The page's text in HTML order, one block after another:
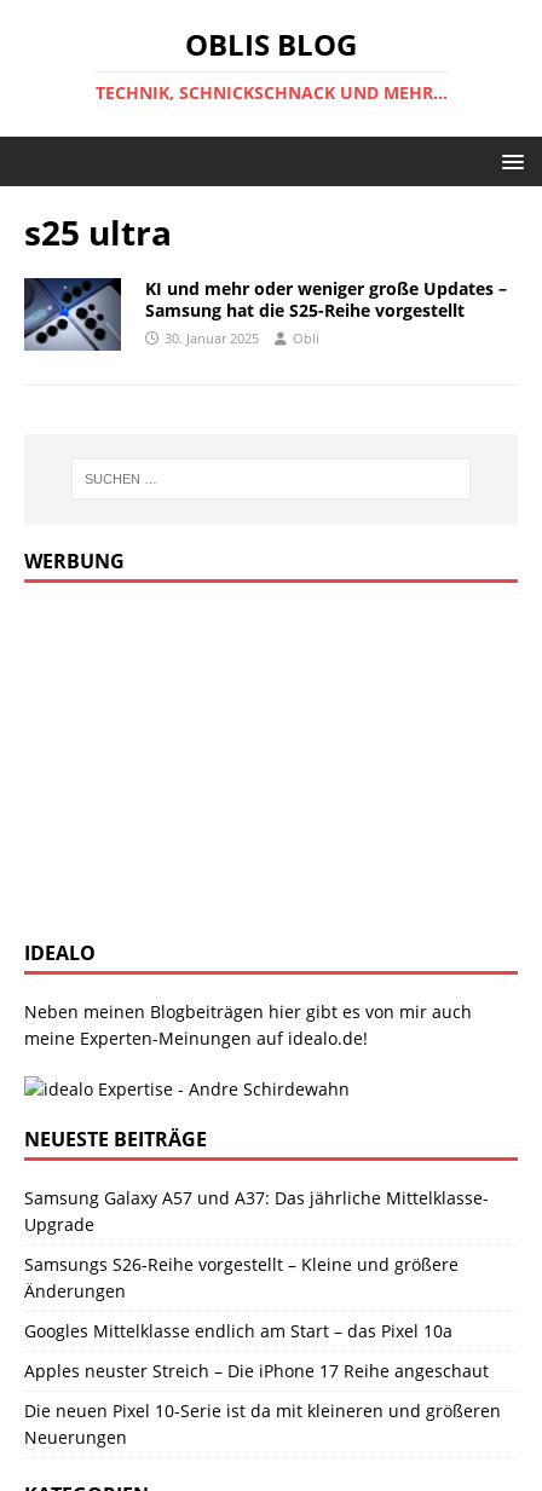
OBLIS BLOG
TECHNIK, SCHNICKSCHNACK UND MEHR...
s25 ultra
KI und mehr oder weniger große Updates –
Samsung hat die S25-Reihe vorgestellt
30. Januar 2025 Obli
WERBUNG
IDEALO
Neben meinen Blogbeiträgen hier gibt es von mir auch
meine Experten-Meinungen auf idealo.de!
NEUESTE BEITRÄGE
Samsung Galaxy A57 und A37: Das jährliche Mittelklasse-
Upgrade
Samsungs S26-Reihe vorgestellt – Kleine und größere
Änderungen
Googles Mittelklasse endlich am Start – das Pixel 10a
Apples neuster Streich – Die iPhone 17 Reihe angeschaut
Die neuen Pixel 10-Serie ist da mit kleineren und größeren
Neuerungen